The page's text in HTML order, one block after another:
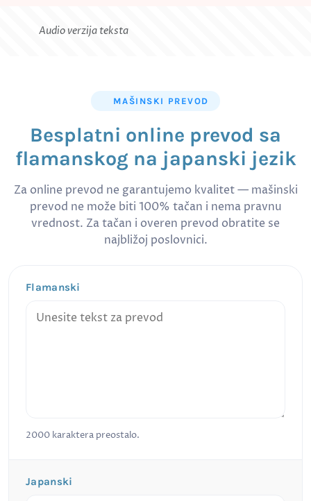
Audio verzija teksta
MAŠINSKI PREVOD
Besplatni online prevod sa
flamanskog na japanski jezik
Za online prevod ne garantujemo kvalitet — mašinski
prevod ne može biti 100% tačan i nema pravnu
vrednost. Za tačan i overen prevod obratite se
najbližoj poslovnici.
Flamanski
2000 karaktera preostalo.
Japanski